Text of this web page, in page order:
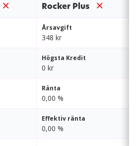
Rocker Plus
Årsavgift
348 kr
Högsta Kredit
0 kr
Ränta
0,00 %
Effektiv ränta
0,00 %